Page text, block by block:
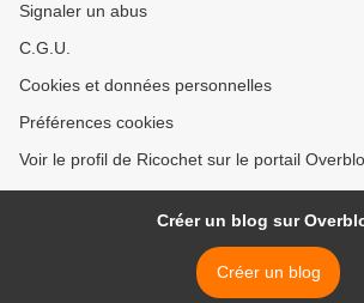
Signaler un abus
C.G.U.
Cookies et données personnelles
Préférences cookies
Voir le profil de Ricochet sur le portail
Créer un blog sur
Créer un blog